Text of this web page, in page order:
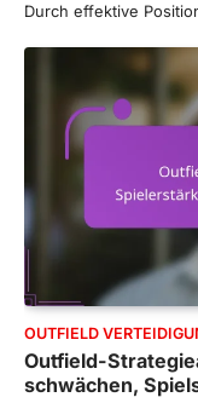
Durch effektive
OUTFIELD
Outfield-
schwächen,